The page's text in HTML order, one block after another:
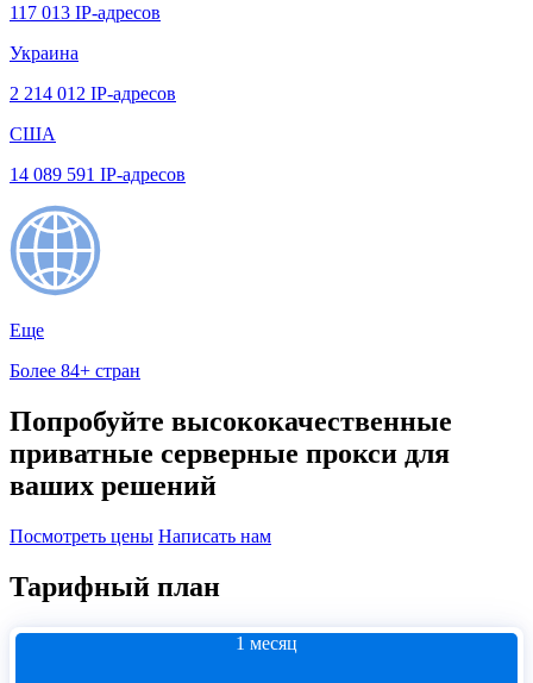
117 013 IP-адресов
Украина
2 214 012 IP-адресов
США
14 089 591 IP-адресов
Еще
Более 84+ стран
Попробуйте высококачественные
приватные серверные прокси для
ваших решений
Посмотреть цены Написать нам
Тарифный план
1 месяц